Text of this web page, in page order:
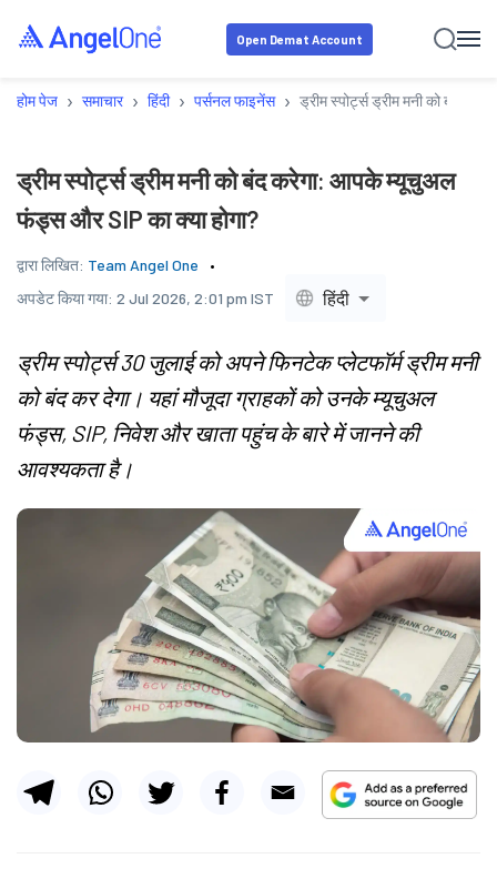
Open Demat Account
होम पेज › समाचार › हिंदी › पर्सनल फाइनेंस › ड्रीम स्पोर्ट्स ड्रीम मनी को बंद
ड्रीम स्पोर्ट्स ड्रीम मनी को बंद करेगा: आपके म्यूचुअल
फंड्स और SIP का क्या होगा?
द्वारा लिखित: Team Angel One
अपडेट किया गया: 2 Jul 2026, 2:01 pm IST हिंदी
ड्रीम स्पोर्ट्स 30 जुलाई को अपने फिनटेक प्लेटफॉर्म ड्रीम मनी
को बंद कर देगा। यहां मौजूदा ग्राहकों को उनके म्यूचुअल
फंड्स, SIP, निवेश और खाता पहुंच के बारे में जानने की
आवश्यकता है।